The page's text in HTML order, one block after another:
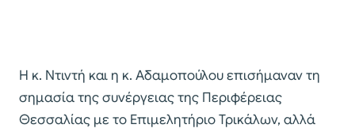
Η κ. Ντιντή και η κ. Αδαμοπούλου επισήμαναν τη
σημασία της συνέργειας της Περιφέρειας
Θεσσαλίας με το Επιμελητήριο Τρικάλων, αλλά